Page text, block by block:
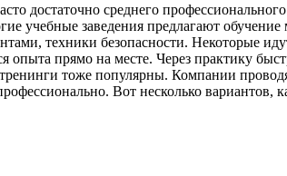
достаточно среднего
учебные заведения предлагают
техники безопасности. Некоторые
прямо на месте. Через практику
тоже популярны. Компании
Вот несколько вариантов,